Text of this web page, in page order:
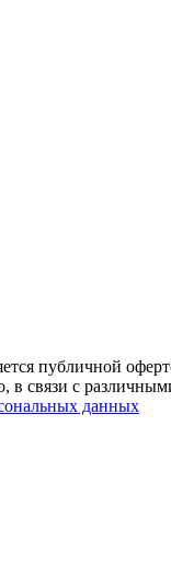
публичной
в связи с
данных